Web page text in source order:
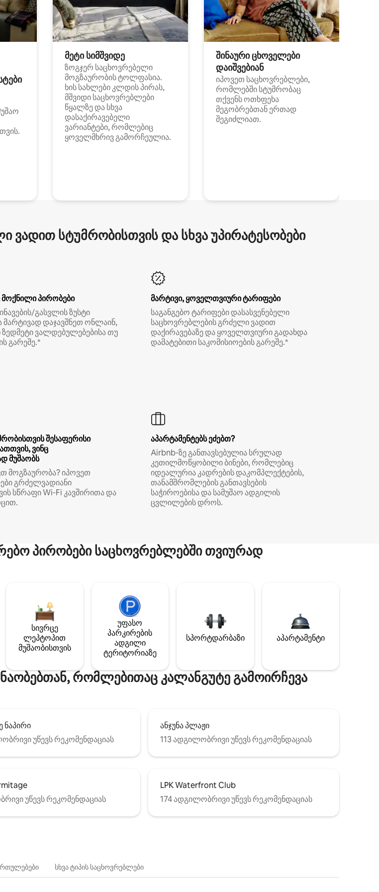
მეტი სიმშვიდე
ზოგჯერ საცხოვრებელი
მოგზაურობის ტოლფასია.
ხის სახლები კლდის პირას,
მშვიდი საცხოვრებლები
წყალზე და სხვა
დასაქირავებელი
ვარიანტები, რომლებიც
ყოველმხრივ გამორჩეულია.
შინაური ცხოველები
დაიშვებიან
იპოვეთ საცხოვრებლები,
რომლებში სტუმრობაც
თქვენს ოთხფეხა
მეგობრებთან ერთად
შეგიძლიათ.
ვადით სტუმრობისთვის და სხვა უპირატესობები
პირობები
გასვლის ზუსტი
დაჯავშნეთ ონლაინ,
ვალდებულებებისა თუ
გარეშე.*
მარტივი, ყოველთვიური ტარიფები
საგანგებო ტარიფები დასასვენებელი
საცხოვრებლების გრძელი ვადით
დაქირავებაზე და ყოველთვიური გადახდა
დამატებითი საკომისიოების გარეშე.*
შესაფერისი
ვინც
მუშაობს
მოგზაურობა? იპოვეთ
გრძელვადიანი
სწრაფი Wi‑Fi კავშირითა და
აპარტამენტებს ეძებთ?
Airbnb‑ზე განთავსებულია სრულად
კეთილმოწყობილი ბინები, რომლებიც
იდეალურია კადრების დაკომპლექტების,
თანამშრომლების განთავსების
საჭიროებისა და სამუშაო ადგილის
ცვლილების დროს.
პირობები საცხოვრებლებში თვიურად
სივრცე
ლეპტოპით
მუშაობისთვის
უფასო
პარკირების
ადგილი
ტერიტორიაზე
სპორტდარბაზი აპარტამენტი
რომლებითაც კალანგუტე გამოირჩევა
ნაპირი
უწევს რეკომენდაციას
ანჯუნა პლაჟი
113 ადგილობრივი უწევს რეკომენდაციას
უწევს რეკომენდაციას
LPK Waterfront Club
174 ადგილობრივი უწევს რეკომენდაციას
სხვა ტიპის საცხოვრებლები